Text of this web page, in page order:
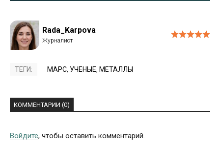
Rada_Karpova
ТЕГИ: МАРС, УЧЕНЫЕ, МЕТАЛЛЫ
КОММЕНТАРИИ (0)
Войдите, чтобы оставить комментарий.